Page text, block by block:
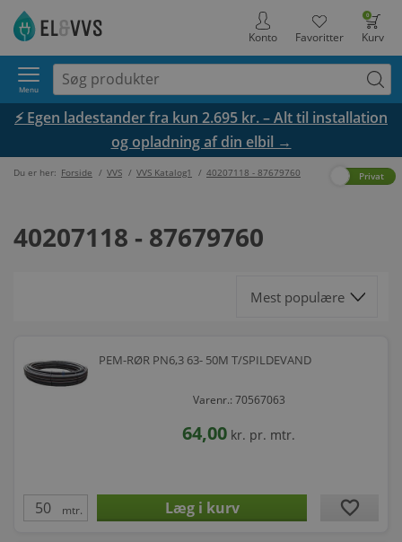
0
Kurv
Favoritter
Konto
Menu
⚡ Egen ladestander fra kun 2.695 kr. – Alt til installation
og opladning af din elbil →
Du er her: Forside / VVS / VVS Katalog1 / 40207118 - 87679760 Privat
Erhverv
40207118 - 87679760
PEM-RØR PN6,3 63- 50M T/SPILDEVAND
Varenr.: 70567063
64,00 kr. pr. mtr.
mtr. favorite